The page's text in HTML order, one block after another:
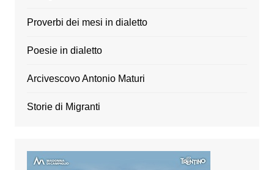
Proverbi dei mesi in dialetto
Poesie in dialetto
Arcivescovo Antonio Maturi
Storie di Migranti